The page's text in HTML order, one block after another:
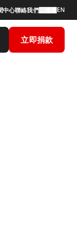
中心聯絡我們 EN
立即捐款